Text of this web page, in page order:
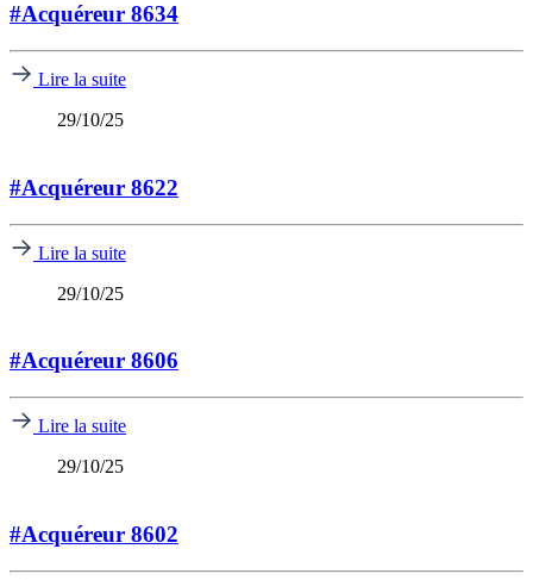
#Acquéreur 8634
Lire la suite
29/10/25
#Acquéreur 8622
Lire la suite
29/10/25
#Acquéreur 8606
Lire la suite
29/10/25
#Acquéreur 8602